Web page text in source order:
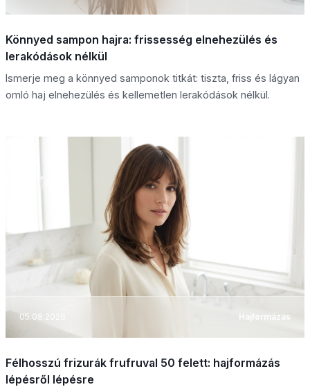
Könnyed sampon hajra: frissesség elnehezülés és
lerakódások nélkül
Ismerje meg a könnyed samponok titkát: tiszta, friss és lágyan
omló haj elnehezülés és kellemetlen lerakódások nélkül.
05.08.2026 Hajformázás
Félhosszú frizurák frufruval 50 felett: hajformázás
lépésről lépésre